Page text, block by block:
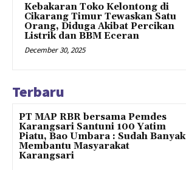
Kebakaran Toko Kelontong di
Cikarang Timur Tewaskan Satu
Orang, Diduga Akibat Percikan
Listrik dan BBM Eceran
December 30, 2025
Terbaru
PT MAP RBR bersama Pemdes
Karangsari Santuni 100 Yatim
Piatu, Bao Umbara : Sudah Banyak
Membantu Masyarakat
Karangsari